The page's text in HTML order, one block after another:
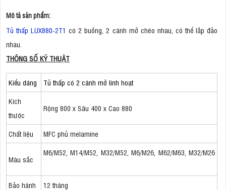
Mô tả sản phẩm:
Tủ thấp LUX880-2T1 có 2 buồng, 2 cánh mở chéo nhau, có thể lắp đảo
nhau.
THÔNG SỐ KỸ THUẬT
Kiểu dáng
Tủ thấp có 2 cánh mở linh hoạt
Kích
thước
Rộng 800 x Sâu 400 x Cao 880
Chất liệu MFC phủ melamine
Màu sắc
M6/M52, M14/M52, M32/M52, M6/M26, M62/M63, M32/M26
Bảo hành 12 tháng